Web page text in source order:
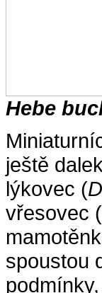
Hebe
ještě
lýkovec (
vřesovec (
spoustou